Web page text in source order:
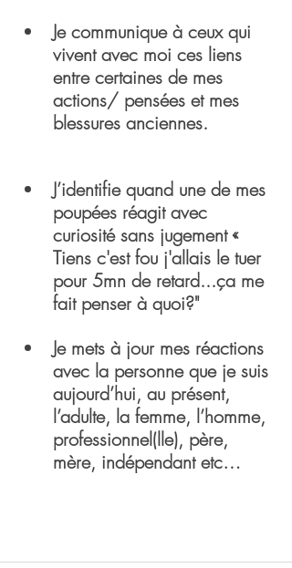
Je communique à ceux qui
vivent avec moi ces liens
entre certaines de mes
actions/ pensées et mes
blessures anciennes.
J’identifie quand une de mes
poupées réagit avec
curiosité sans jugement «
Tiens c'est fou j'allais le tuer
pour 5mn de retard...ça me
fait penser à quoi?"
Je mets à jour mes réactions
avec la personne que je suis
aujourd’hui, au présent,
l’adulte, la femme, l’homme,
professionnel(lle), père,
mère, indépendant etc…